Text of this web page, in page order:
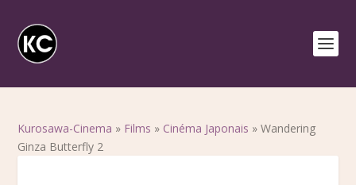
Kurosawa-Cinema » Films » Cinéma Japonais »Wandering
Ginza Butterfly 2